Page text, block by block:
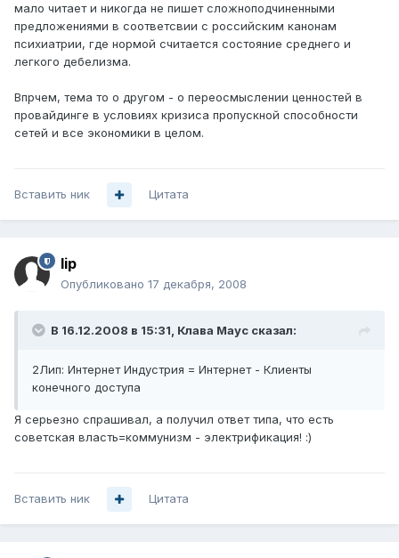
мало читает и никогда не пишет сложноподчиненными
предложениями в соответсвии с российским канонам
психиатрии, где нормой считается состояние среднего и
легкого дебелизма.
Впрчем, тема то о другом - о переосмыслении ценностей в
провайдинге в условиях кризиса пропускной способности
сетей и все экономики в целом.
Вставить ник Цитата
lip
Опубликовано 17 декабря, 2008
В 16.12.2008 в 15:31, Клава Маус сказал:
2Лип: Интернет Индустрия = Интернет - Клиенты
конечного доступа
Я серьезно спрашивал, а получил ответ типа, что есть
советская власть=коммунизм - электрификация! :)
Вставить ник Цитата